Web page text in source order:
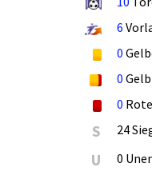
6
0
0
0
S 24
U 0